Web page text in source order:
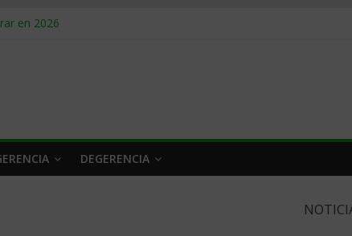
en 2026
hacer
y venderle
DEGERENCIA